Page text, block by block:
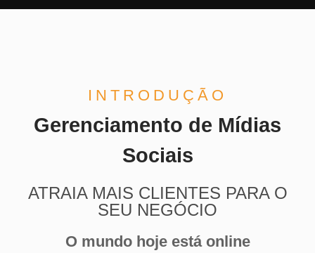
INTRODUÇÃO
Gerenciamento de Mídias
Sociais
ATRAIA MAIS CLIENTES PARA O
SEU NEGÓCIO
O mundo hoje está online